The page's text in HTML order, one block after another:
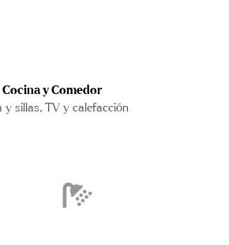
Cocina y Comedor
y sillas, TV y calefacción